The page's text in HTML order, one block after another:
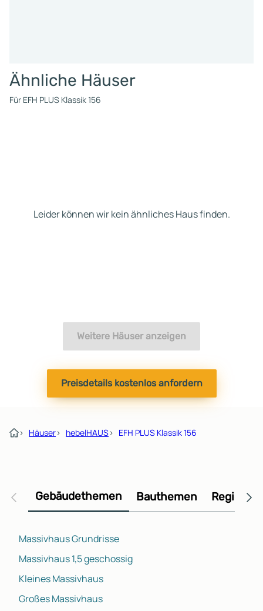
Ähnliche Häuser
Für EFH PLUS Klassik 156
Leider können wir kein ähnliches Haus finden.
Weitere Häuser anzeigen
Preisdetails kostenlos anfordern
› Häuser› hebelHAUS› EFH PLUS Klassik 156
Gebäudethemen Bauthemen
Massivhaus Grundrisse
Massivhaus 1,5 geschossig
Kleines Massivhaus
Großes Massivhaus